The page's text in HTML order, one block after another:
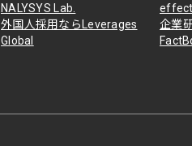
NALYSYS Lab.
外国人採用ならLeverages
Global
企業